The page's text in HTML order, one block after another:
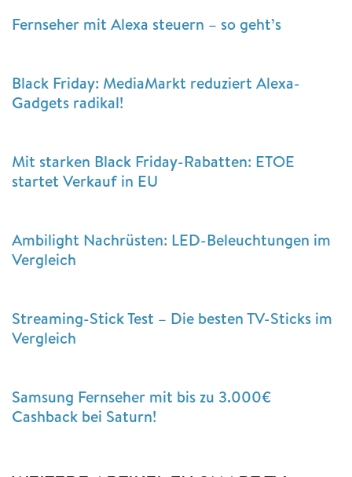
Fernseher mit Alexa steuern – so geht’s
Black Friday: MediaMarkt reduziert Alexa-
Gadgets radikal!
Mit starken Black Friday-Rabatten: ETOE
startet Verkauf in EU
Ambilight Nachrüsten: LED-Beleuchtungen im
Vergleich
Streaming-Stick Test – Die besten TV-Sticks im
Vergleich
Samsung Fernseher mit bis zu 3.000€
Cashback bei Saturn!